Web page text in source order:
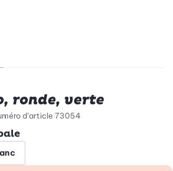
ronde, verte
d’article 73054